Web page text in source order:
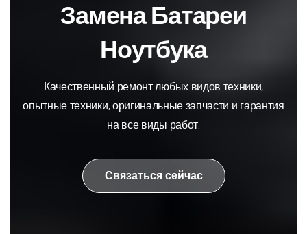
Замена Батареи
Ноутбука
Качественный ремонт любых видов техники,
опытные техники, оригинальные запчасти и гарантия
на все виды работ.
Связаться сейчас